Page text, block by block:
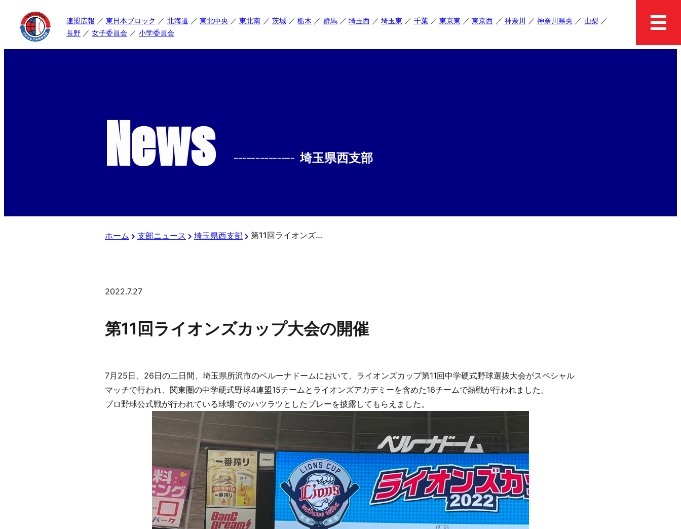
連盟広報 東日本ブロック 北海道 東北中央 東北南 茨城 栃木 群馬 埼玉西 埼玉東 千葉 東京東 東京西 神奈川 神奈川県央
山梨
長野
女子委員会 小学委員会
News -------------- 埼玉県西支部
ホーム 支部ニュース 埼玉県西支部 第11回ライオンズカップ大会の開催
2022.7.27
第11回ライオンズカップ大会の開催
7月25日、26日の二日間、埼玉県所沢市のベルーナドームにおいて、ライオンズカップ第11回中学硬式野球選抜大会がスペシャル
マッチで行われ、関東圏の中学硬式野球4連盟15チームとライオンズアカデミーを含めた16チームで熱戦が行われました。
プロ野球公式戦が行われている球場でのハツラツとしたプレーを披露してもらえました。